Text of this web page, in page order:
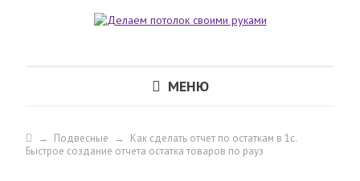
МЕНЮ
→ Подвесные →
Как сделать отчет по остаткам в 1с.
Быстрое создание отчета остатка товаров по рауз